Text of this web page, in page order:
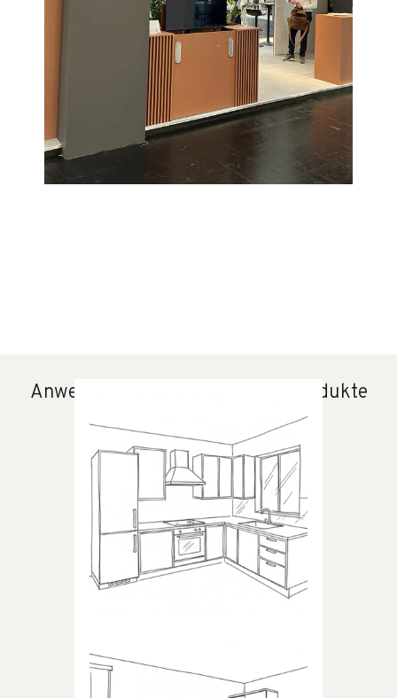
Anwendungsbereiche unserer Produkte
KÜCHE
Produkte für die Küche